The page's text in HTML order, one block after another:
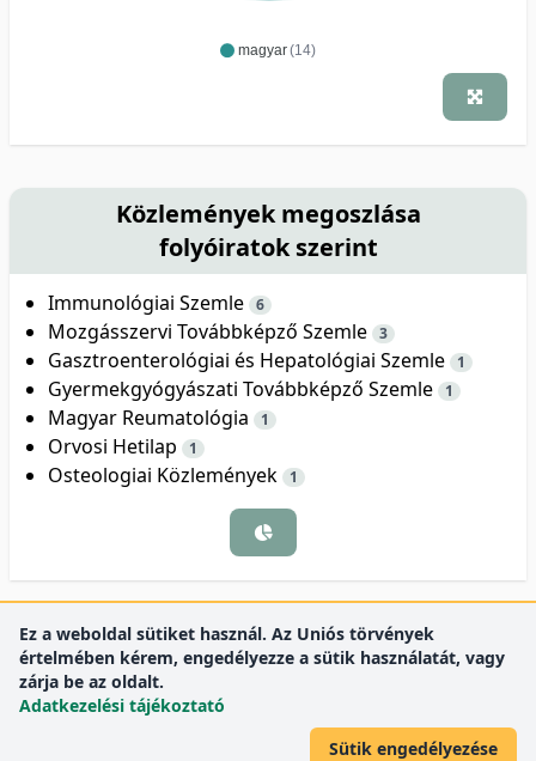
magyar(14)
Közlemények megoszlása
folyóiratok szerint
Immunológiai Szemle 6
Mozgásszervi Továbbképző Szemle 3
Gasztroenterológiai és Hepatológiai Szemle 1
Gyermekgyógyászati Továbbképző Szemle 1
Magyar Reumatológia 1
Orvosi Hetilap 1
Osteologiai Közlemények 1
Ez a weboldal sütiket használ. Az Uniós törvények
értelmében kérem, engedélyezze a sütik használatát, vagy
zárja be az oldalt.
Adatkezelési tájékoztató
Sütik engedélyezése